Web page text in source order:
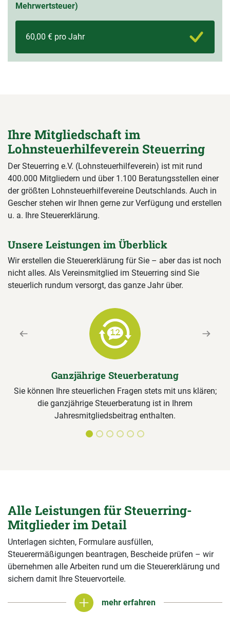
Mehrwertsteuer)
60,00 € pro Jahr
Ihre Mitgliedschaft im
Lohnsteuerhilfeverein Steuerring
Der Steuerring e.V. (Lohnsteuerhilfeverein) ist mit rund
400.000 Mitgliedern und über 1.100 Beratungsstellen einer
der größten Lohnsteuerhilfevereine Deutschlands. Auch in
Gescher stehen wir Ihnen gerne zur Verfügung und erstellen
u. a. Ihre Steuererklärung.
Unsere Leistungen im Überblick
Wir erstellen die Steuererklärung für Sie – aber das ist noch
nicht alles. Als Vereinsmitglied im Steuerring sind Sie
steuerlich rundum versorgt, das ganze Jahr über.
Ganzjährige Steuerberatung
Sie können Ihre steuerlichen Fragen stets mit uns klären;
die ganzjährige Steuerberatung ist in Ihrem
Jahresmitgliedsbeitrag enthalten.
Previous Next
Alle Leistungen für Steuerring-
Mitglieder im Detail
Unterlagen sichten, Formulare ausfüllen,
Steuerermäßigungen beantragen, Bescheide prüfen – wir
übernehmen alle Arbeiten rund um die Steuererklärung und
sichern damit Ihre Steuervorteile.
mehr erfahren
mehr erfahren